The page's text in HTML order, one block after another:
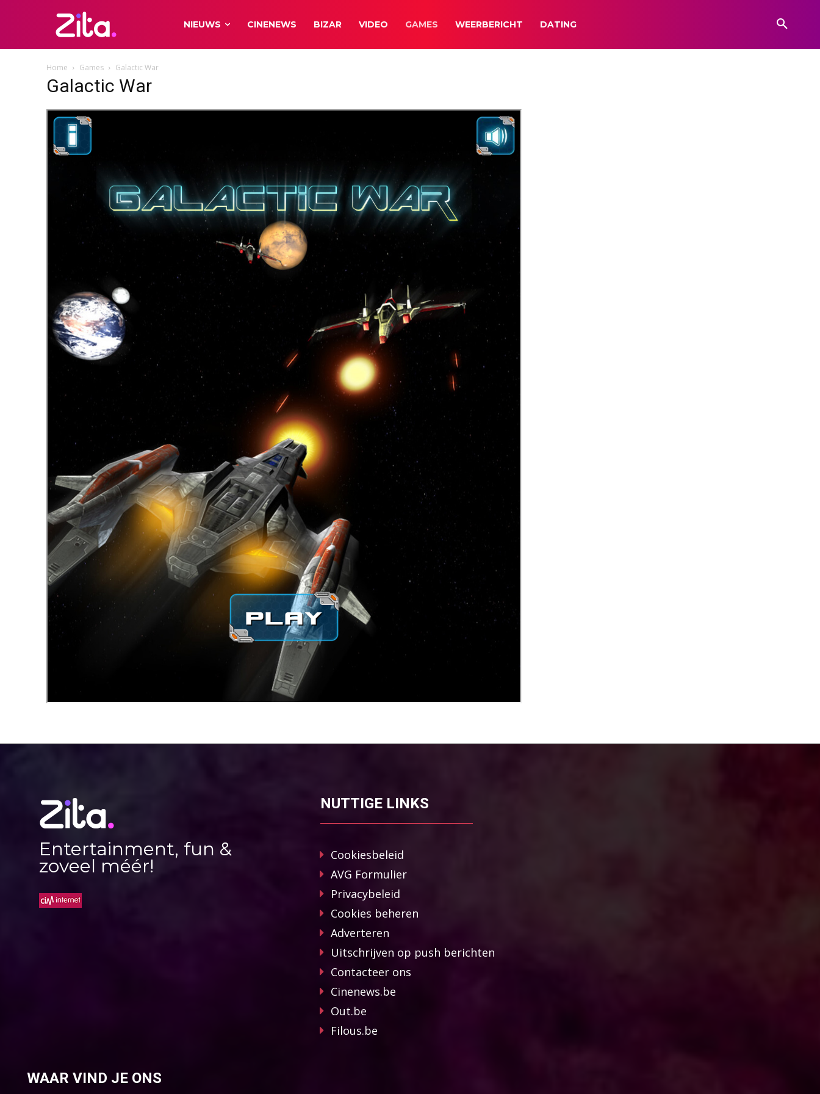
NIEUWS CINENEWS BIZAR VIDEO GAMES WEERBERICHT DATING
Home Games Galactic War
Galactic War
Entertainment, fun &
zoveel méér!
NUTTIGE LINKS
Cookiesbeleid
AVG Formulier
Privacybeleid
Cookies beheren
Adverteren
Uitschrijven op push berichten
Contacteer ons
Cinenews.be
Out.be
Filous.be
WAAR VIND JE ONS